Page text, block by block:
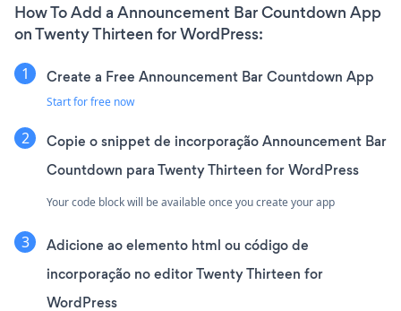
How To Add a Announcement Bar Countdown App
on Twenty Thirteen for WordPress:
Create a Free Announcement Bar Countdown App
Start for free now
Copie o snippet de incorporação Announcement Bar
Countdown para Twenty Thirteen for WordPress
Your code block will be available once you create your app
Adicione ao elemento html ou código de
incorporação no editor Twenty Thirteen for
WordPress